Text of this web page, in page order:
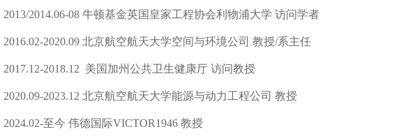
2013/2014.06-08 牛顿基金英国皇家工程协会利物浦大学 访问学者
2016.02-2020.09 北京航空航天大学空间与环境公司 教授/系主任
2017.12-2018.12 美国加州公共卫生健康厅 访问教授
2020.09-2023.12 北京航空航天大学能源与动力工程公司 教授
2024.02-至今 伟德国际VICTOR1946 教授